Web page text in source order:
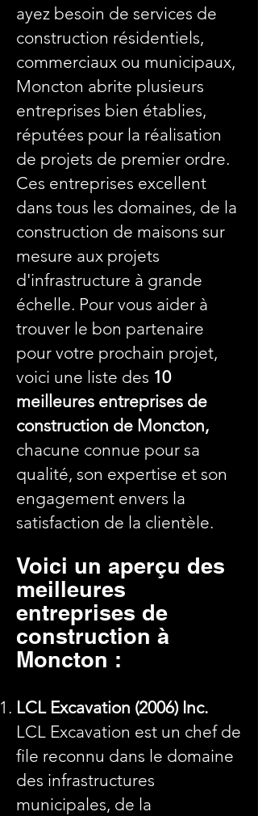
ayez besoin de services de
construction résidentiels,
commerciaux ou municipaux,
Moncton abrite plusieurs
entreprises bien établies,
réputées pour la réalisation
de projets de premier ordre.
Ces entreprises excellent
dans tous les domaines, de la
construction de maisons sur
mesure aux projets
d'infrastructure à grande
échelle. Pour vous aider à
trouver le bon partenaire
pour votre prochain projet,
voici une liste des 10
meilleures entreprises de
construction de Moncton,
chacune connue pour sa
qualité, son expertise et son
engagement envers la
satisfaction de la clientèle.
Voici un aperçu des
meilleures
entreprises de
construction à
Moncton :
LCL Excavation (2006) Inc.
LCL Excavation est un chef de
file reconnu dans le domaine
des infrastructures
municipales, de la